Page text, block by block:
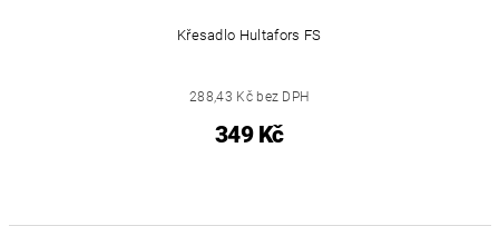
Křesadlo Hultafors FS
288,43 Kč bez DPH
349 Kč